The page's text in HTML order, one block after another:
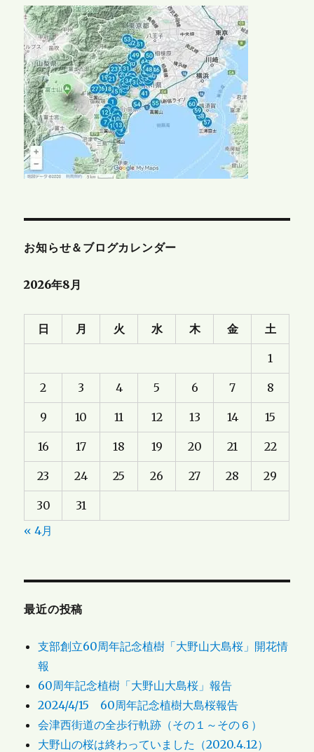
お知らせ＆ブログカレンダー
2026年8月
日 月 火 水 木 金 土
1
2 3 4 5 6 7 8
9 10 11 12 13 14 15
16 17 18 19 20 21 22
23 24 25 26 27 28 29
30
31
« 4月
最近の投稿
支部創立60周年記念植樹「大野山大島桜」開花情
報
60周年記念植樹「大野山大島桜」報告
2024/4/15 60周年記念植樹大島桜報告
会津西街道の全歩行軌跡（その１～その６）
大野山の桜は終わっていました（2020.4.12）